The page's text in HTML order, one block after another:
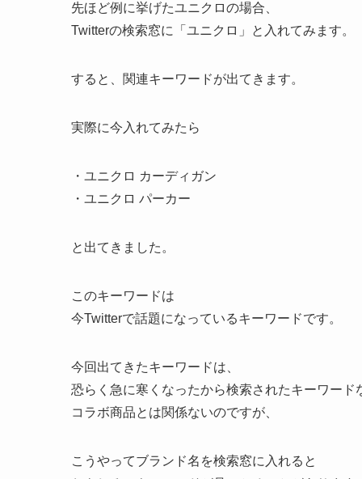
先ほど例に挙げたユニクロの場合、
Twitterの検索窓に「ユニクロ」と入れてみます。
すると、関連キーワードが出てきます。
実際に今入れてみたら
・ユニクロ カーディガン
・ユニクロ パーカー
と出てきました。
このキーワードは
今Twitterで話題になっているキーワードです。
今回出てきたキーワードは、
恐らく急に寒くなったから検索されたキーワード
コラボ商品とは関係ないのですが、
こうやってブランド名を検索窓に入れると